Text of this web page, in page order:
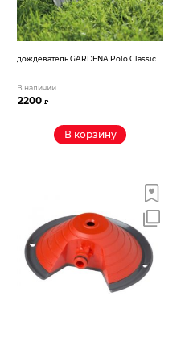
дождеватель GARDENA Polo Classic
В наличии
2200₽
В корзину